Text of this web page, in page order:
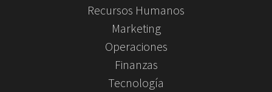
Recursos Humanos
Marketing
Operaciones
Finanzas
Tecnología